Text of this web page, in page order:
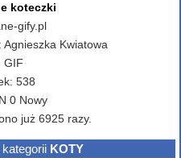
koteczki
gify.pl
Agnieszka Kwiatowa
GIF
538
0 Nowy
już 6925 razy.
KOTY